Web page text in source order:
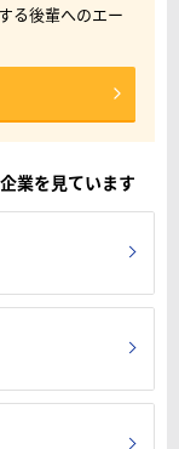
る後輩へのエー
業を見ています